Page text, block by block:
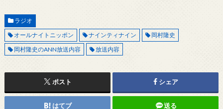
ラジオ
オールナイトニッポン
ナインティナイン
岡村隆史
岡村隆史のANN放送内容
放送内容
ポスト シェア
はてブ 送る